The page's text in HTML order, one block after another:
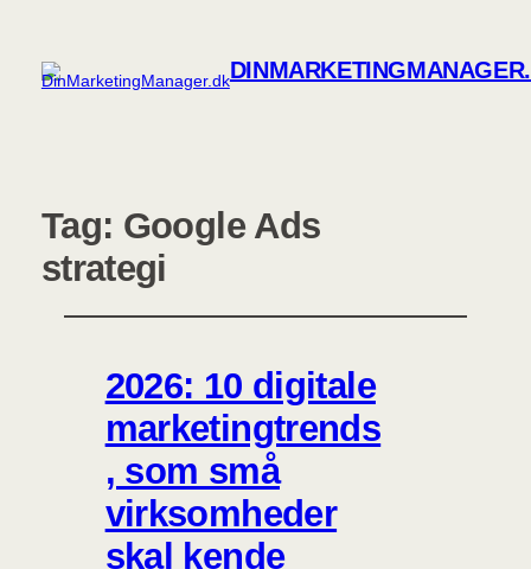
Tag: Google Ads
strategi
2026: 10 digitale
marketingtrends
, som små
virksomheder
skal kende